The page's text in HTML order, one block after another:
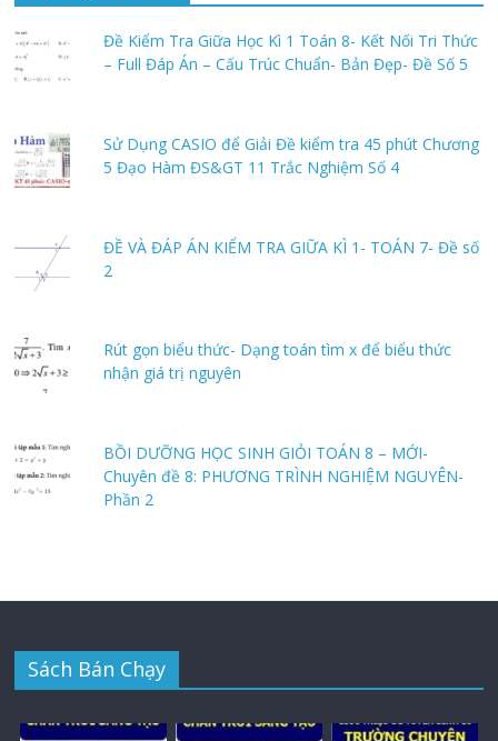
Đề Kiểm Tra Giữa Học Kì 1 Toán 8- Kết Nối Tri Thức
– Full Đáp Án – Cấu Trúc Chuẩn- Bản Đẹp- Đề Số 5
Sử Dụng CASIO để Giải Đề kiểm tra 45 phút Chương
5 Đạo Hàm ĐS&GT 11 Trắc Nghiệm Số 4
ĐỀ VÀ ĐÁP ÁN KIỂM TRA GIỮA KÌ 1- TOÁN 7- Đề số
2
Rút gọn biểu thức- Dạng toán tìm x để biểu thức
nhận giá trị nguyên
BỒI DƯỠNG HỌC SINH GIỎI TOÁN 8 – MỚI-
Chuyên đề 8: PHƯƠNG TRÌNH NGHIỆM NGUYÊN-
Phần 2
Sách Bán Chạy